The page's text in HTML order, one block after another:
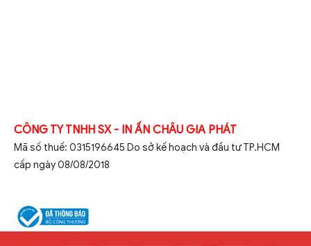
CÔNG TY TNHH SX - IN ẤN CHÂU GIA PHÁT
Mã số thuế: 0315196645 Do sở kế hoạch và đầu tư TP.HCM
cấp ngày 08/08/2018